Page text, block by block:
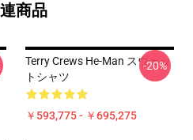
商品
Terry Crews He-Man スウェッ
トシャツ
￥593,775 - ￥695,275
-20%